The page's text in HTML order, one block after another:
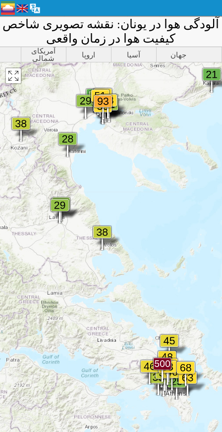
آلودگی هوا در یونان: نقشه تصویری شاخص
کیفیت هوا در زمان واقعی
جهان آسیا اروپا آمریکای
شمالی